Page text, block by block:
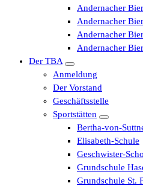
Andernacher
Andernacher
Andernacher
Andernacher
Der TBA
Anmeldung
Der Vorstand
Geschäftsstelle
Sportstätten
Bertha-von-
Elisabeth-Schule
Geschwister-
Grundschule
Grundschule St.